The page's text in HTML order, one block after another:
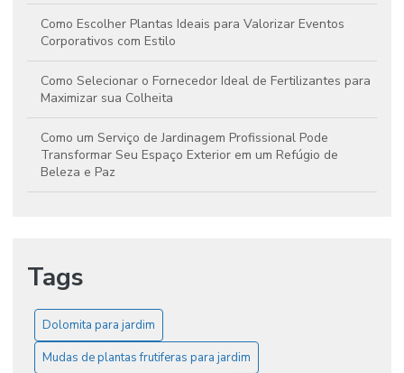
Como Escolher Plantas Ideais para Valorizar Eventos
Corporativos com Estilo
Como Selecionar o Fornecedor Ideal de Fertilizantes para
Maximizar sua Colheita
Como um Serviço de Jardinagem Profissional Pode
Transformar Seu Espaço Exterior em um Refúgio de
Beleza e Paz
Guia Essencial para Escolher e Cultivar Mudas de Plantas
Frutíferas no Jardim
Manutenção de Jardins: Dicas Essenciais para Criar
Espaços Verdes Deslumbrantes
Tags
Dolomita para jardim
Mudas de plantas frutiferas para jardim